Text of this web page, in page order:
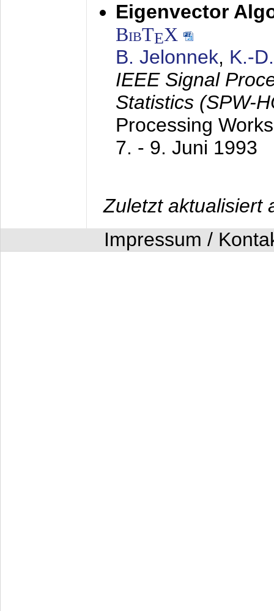
Eigenvector
BibTEX
B. Jelonnek, K.-
IEEE Signal
Statistics (SPW-
Processing
7. - 9. Juni 1993
Zuletzt aktualisiert
Impressum /